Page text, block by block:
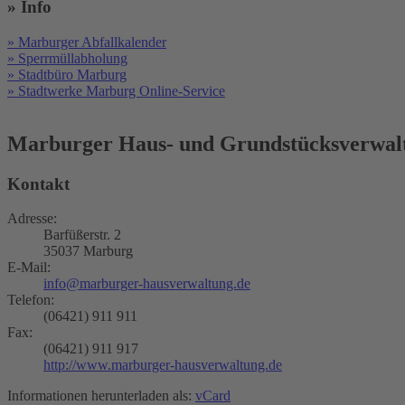
» Info
» Marburger Abfallkalender
» Sperrmüllabholung
» Stadtbüro Marburg
» Stadtwerke Marburg Online-Service
Marburger Haus- und
Kontakt
Adresse:
Barfüßerstr. 2
35037 Marburg
E-Mail:
info@marburger-hausverwaltung.de
Telefon:
(06421) 911 911
Fax:
(06421) 911 917
http://www.marburger-hausverwaltung.de
Informationen herunterladen als: vCard